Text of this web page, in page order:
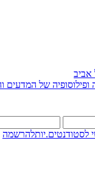
ופילוסופיה של המדעים
לסטודנטים.יותלהרשמה